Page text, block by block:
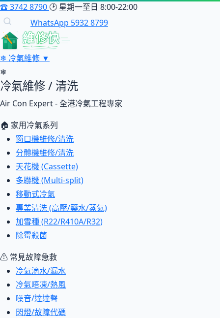
☎3742 8790 🕑 星期一至日 8:00-22:00
WhatsApp 5932 8799
維修快
❄ 冷氣維修 ▼
❄
冷氣維修 / 清洗
Air Con Expert - 全港冷氣工程專家
🏠 家用冷氣系列
窗口機維修/清洗
分體機維修/清洗
天花機 (Cassette)
多聯機 (Multi-split)
移動式冷氣
專業清洗 (高壓/藥水/蒸氣)
加雪種 (R22/R410A/R32)
除霉殺菌
⚠ 常見故障急救
冷氣滴水/漏水
冷氣唔凍/熱風
噪音/達達聲
閃燈/故障代碼